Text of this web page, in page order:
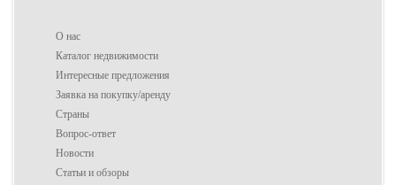
О нас
Каталог недвижимости
Интересные предложения
Заявка на покупку/аренду
Страны
Вопрос-ответ
Новости
Статьи и обзоры